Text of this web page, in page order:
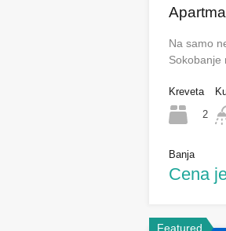
Na samo
Kreveta
2
Banja
Cena
Featured